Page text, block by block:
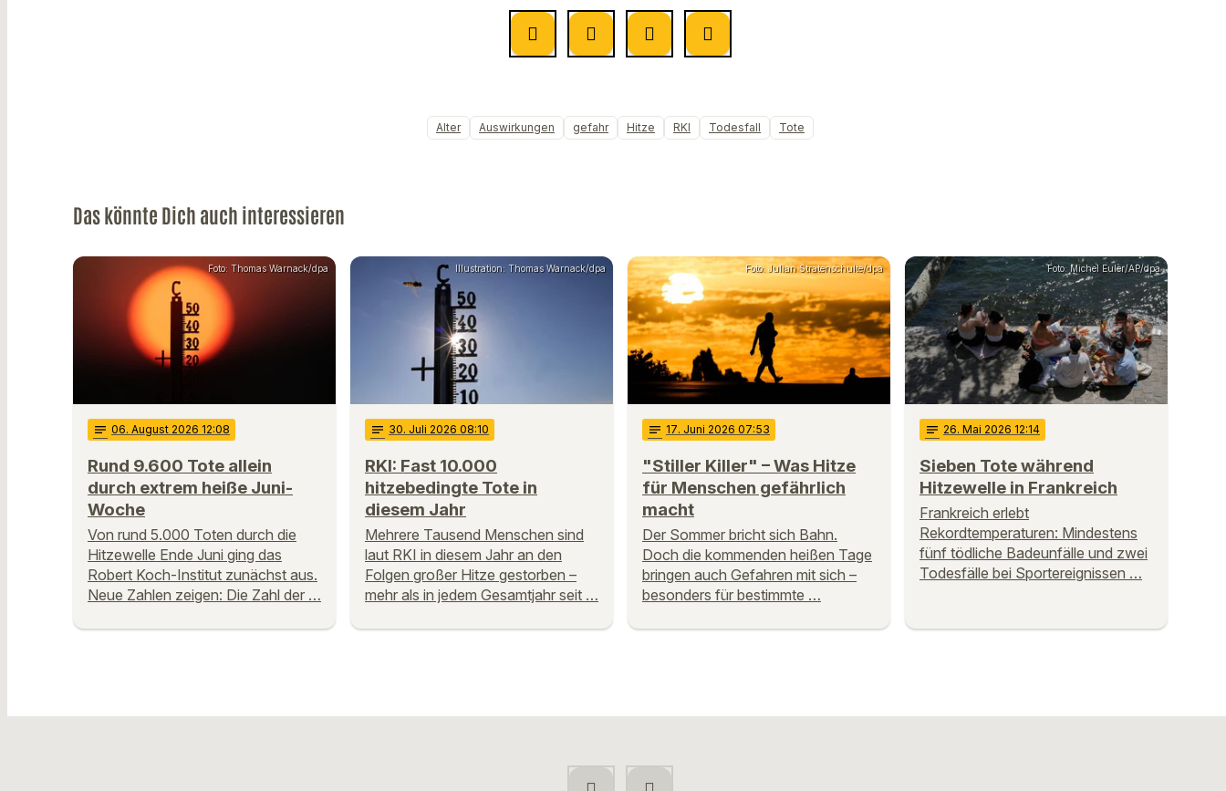
Alter Auswirkungen gefahr Hitze RKI Todesfall Tote
Das könnte Dich auch interessieren
Foto: Thomas Warnack/dpa
notes 06. August 2026 12:08
Rund 9.600 Tote allein
durch extrem heiße Juni-
Woche
Von rund 5.000 Toten durch die
Hitzewelle Ende Juni ging das
Robert Koch-Institut zunächst aus.
Neue Zahlen zeigen: Die Zahl der …
Illustration: Thomas Warnack/dpa
notes 30. Juli 2026 08:10
RKI: Fast 10.000
hitzebedingte Tote in
diesem Jahr
Mehrere Tausend Menschen sind
laut RKI in diesem Jahr an den
Folgen großer Hitze gestorben –
mehr als in jedem Gesamtjahr seit …
Foto: Julian Stratenschulte/dpa
notes 17. Juni 2026 07:53
"Stiller Killer" – Was Hitze
für Menschen gefährlich
macht
Der Sommer bricht sich Bahn.
Doch die kommenden heißen Tage
bringen auch Gefahren mit sich –
besonders für bestimmte …
Foto: Michel Euler/AP/dpa
notes 26. Mai 2026 12:14
Sieben Tote während
Hitzewelle in Frankreich
Frankreich erlebt
Rekordtemperaturen: Mindestens
fünf tödliche Badeunfälle und zwei
Todesfälle bei Sportereignissen …